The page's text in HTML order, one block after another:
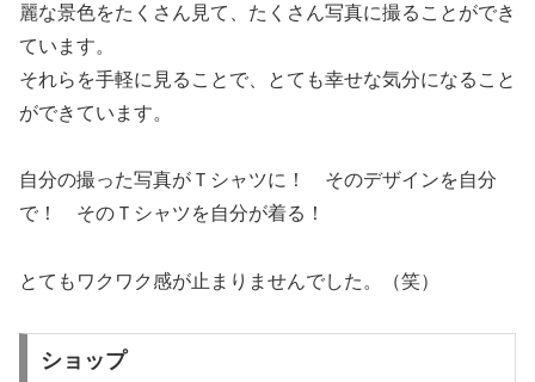
麗な景色をたくさん見て、たくさん写真に撮ることができ
ています。
それらを手軽に見ることで、とても幸せな気分になること
ができています。
自分の撮った写真がＴシャツに！ そのデザインを自分
で！ そのＴシャツを自分が着る！
とてもワクワク感が止まりませんでした。（笑）
ショップ